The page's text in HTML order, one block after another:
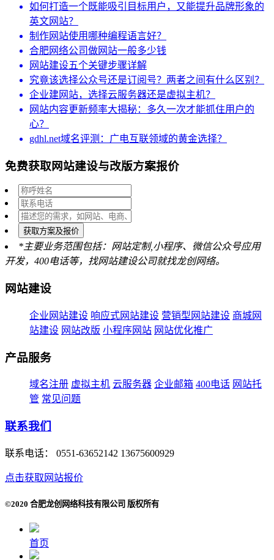
如何打造一个既能吸引目标用户，又能提升品牌形象的
英文网站？
制作网站使用哪种编程语言好？
合肥网络公司做网站一般多少钱
网站建设五个关键步骤详解
究竟该选择公众号还是订阅号？两者之间有什么区别？
企业建网站，选择云服务器还是虚拟主机？
网站内容更新频率大揭秘：多久一次才能抓住用户的
心？
gdhl.net域名评测：广电互联领域的黄金选择？
免费获取网站建设与改版方案报价
获取方案及报价
*主要业务范围包括：网站定制,小程序、微信公众号应用
开发，400电话等，找网站建设公司就找龙创网络。
网站建设
企业网站建设 响应式网站建设 营销型网站建设 商城网
站建设 网站改版 小程序网站 网站优化推广
产品服务
域名注册 虚拟主机 云服务器 企业邮箱 400电话 网站托
管 常见问题
联系我们
联系电话： 0551-63652142 13675600929
点击获取网站报价
©2020 合肥龙创网络科技有限公司 版权所有
首页